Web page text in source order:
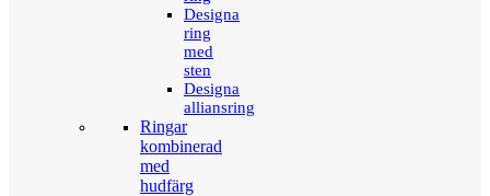
Designa
ring
med
sten
Designa
alliansring
Ringar
kombinerad
med
hudfärg